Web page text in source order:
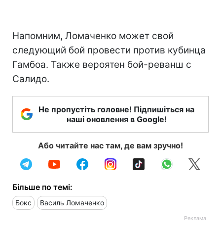
Напомним, Ломаченко может свой
следующий бой провести против кубинца
Гамбоа. Также вероятен бой-реванш с
Салидо.
Не пропустіть головне! Підпишіться на
наші оновлення в Google!
Або читайте нас там, де вам зручно!
Більше по темі:
Бокс Василь Ломаченко